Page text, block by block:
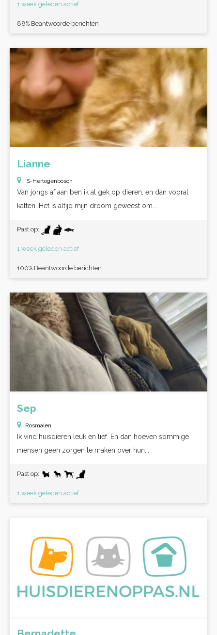
1 week geleden actief
88% Beantwoorde berichten
Lianne
'S-Hertogenbosch
Van jongs af aan ben ik al gek op dieren, en dan vooral
katten. Het is altijd mijn droom geweest om...
Past op:
1 week geleden actief
100% Beantwoorde berichten
Sep
Rosmalen
Ik vind huisdieren leuk en lief. En dan hoeven sommige
mensen geen zorgen te maken over hun...
Past op:
1 week geleden actief